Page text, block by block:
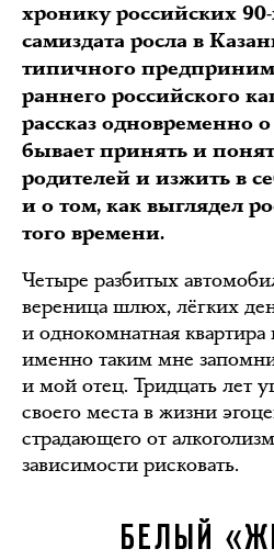
хронику российских
самиздата росла в
типичного
раннего российского
рассказ одновременно
бывает принять и
родителей и изжить в
и о том, как выглядел
того времени.
Четыре разбитых
вереница шлюх, лёгких
и однокомнатная
именно таким мне
и мой отец. Тридцать лет
своего места в жизни
страдающего от
зависимости рисковать.
БЕЛЫЙ